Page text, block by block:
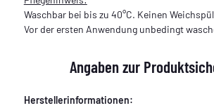
Waschbar bei bis zu 40°C. Keinen
Vor der ersten Anwendung unbedingt
Angaben zur
Herstellerinformationen: